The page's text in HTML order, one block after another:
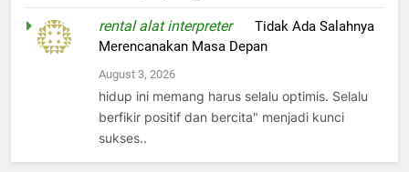
rental alat interpreteronTidak Ada Salahnya
Merencanakan Masa Depan
August 3, 2026
hidup ini memang harus selalu optimis. Selalu
berfikir positif dan bercita" menjadi kunci
sukses..